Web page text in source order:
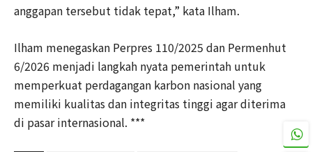
anggapan tersebut tidak tepat,” kata Ilham.
Ilham menegaskan Perpres 110/2025 dan Permenhut
6/2026 menjadi langkah nyata pemerintah untuk
memperkuat perdagangan karbon nasional yang
memiliki kualitas dan integritas tinggi agar diterima
di pasar internasional. ***